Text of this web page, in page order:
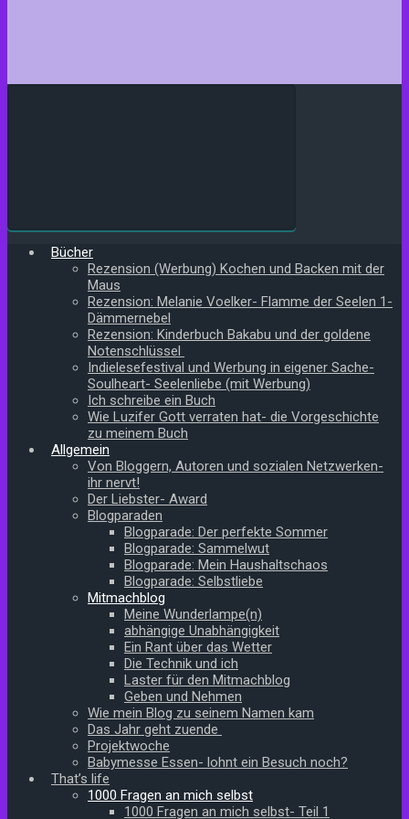
Bücher
Rezension (Werbung) Kochen und Backen mit der
Maus
Rezension: Melanie Voelker- Flamme der Seelen 1-
Dämmernebel
Rezension: Kinderbuch Bakabu und der goldene
Notenschlüssel
Indielesefestival und Werbung in eigener Sache-
Soulheart- Seelenliebe (mit Werbung)
Ich schreibe ein Buch
Wie Luzifer Gott verraten hat- die Vorgeschichte
zu meinem Buch
Allgemein
Von Bloggern, Autoren und sozialen Netzwerken-
ihr nervt!
Der Liebster- Award
Blogparaden
Blogparade: Der perfekte Sommer
Blogparade: Sammelwut
Blogparade: Mein Haushaltschaos
Blogparade: Selbstliebe
Mitmachblog
Meine Wunderlampe(n)
abhängige Unabhängigkeit
Ein Rant über das Wetter
Die Technik und ich
Laster für den Mitmachblog
Geben und Nehmen
Wie mein Blog zu seinem Namen kam
Das Jahr geht zuende
Projektwoche
Babymesse Essen- lohnt ein Besuch noch?
That’s life
1000 Fragen an mich selbst
1000 Fragen an mich selbst- Teil 1